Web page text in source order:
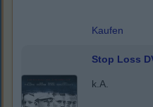
Kaufen
Stop Loss
k.A.